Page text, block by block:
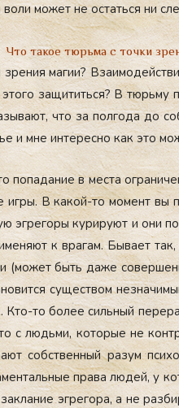
мо­жет не ос­тать­ся ни
Что такое тюрьма с точки
ма­гии?
за­щитить­ся? В
что за пол­го­да до
и мне ин­те­рес­но как это
по­пада­ние в мес­та
В ка­кой-то мо­мент вы
эг­ре­горы ку­риру­ют и они
к вра­гам. Бы­ва­ет
(мо­жет быть да­же
су­щес­твом
Кто-то бо­лее силь­ный
с людь­ми, ко­торые не
собс­твен­ный ра­зум
пра­ва лю­дей, у
эг­ре­гора, а не